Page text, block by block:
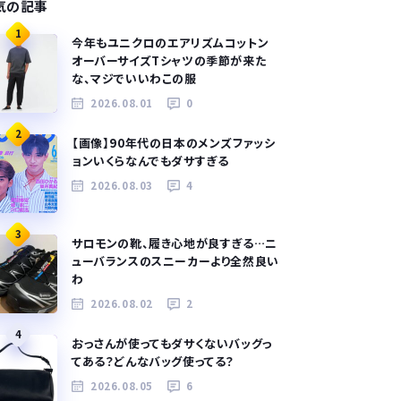
の記事
1
今年もユニクロのエアリズムコットン
オーバーサイズTシャツの季節が来た
な、マジでいいわこの服
2026.08.01 0
2
【画像】90年代の日本のメンズファッシ
ョンいくらなんでもダサすぎる
2026.08.03 4
3
サロモンの靴、履き心地が良すぎる…ニ
ューバランスのスニーカーより全然良い
わ
2026.08.02 2
4
おっさんが使ってもダサくないバッグっ
てある？どんなバッグ使ってる？
2026.08.05 6